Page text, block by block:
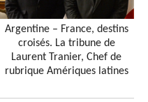
Argentine – France, destins
croisés. La tribune de
Laurent Tranier, Chef de
rubrique Amériques latines